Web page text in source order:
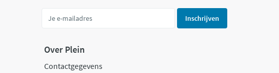
Inschrijven
Over Plein
Contactgegevens